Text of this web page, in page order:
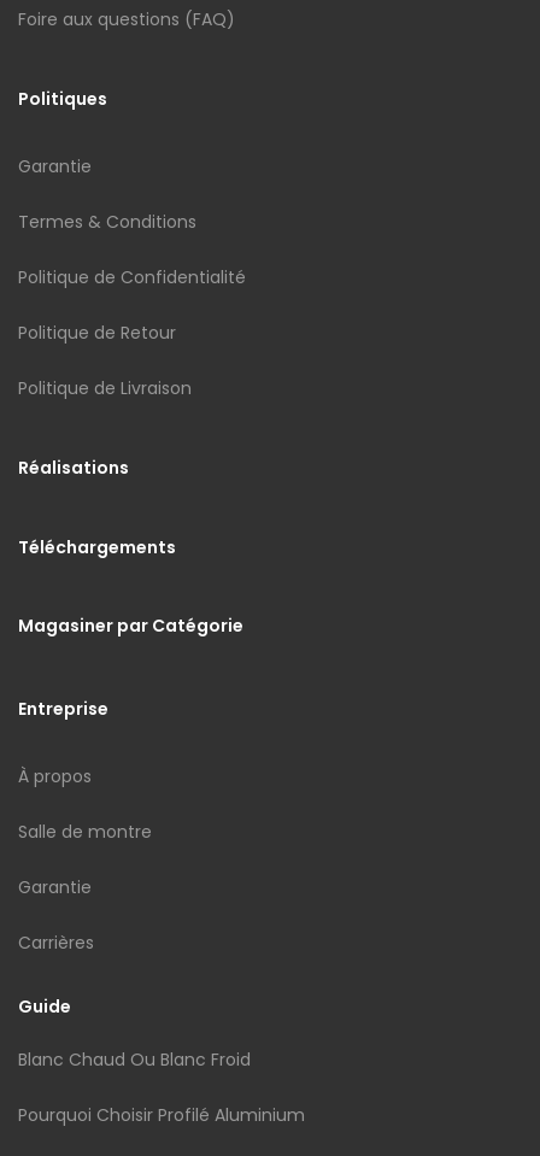
Foire aux questions (FAQ)
Politiques
Garantie
Termes & Conditions
Politique de Confidentialité
Politique de Retour
Politique de Livraison
Réalisations
Téléchargements
Magasiner par Catégorie
Entreprise
À propos
Salle de montre
Garantie
Carrières
Guide
Blanc Chaud Ou Blanc Froid
Pourquoi Choisir Profilé Aluminium